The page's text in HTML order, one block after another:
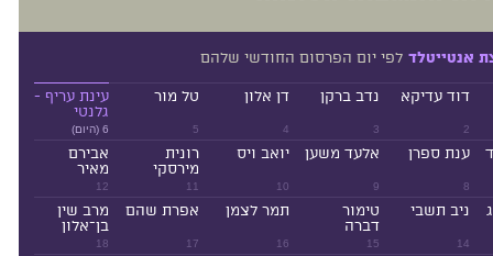
אנטייטלד לפי יום הפרסום החודשי שלהם
2
דוד עדיקא
3
נדב ברקן
4
דן אלון
5
טל מור
6 (היום)
עינת עריף -
גלנטי
8
ענת ספרן
9
אלעד משען
10
יואב ויס
11
רונית
מירסקי
12
אבירם
מאיר
14
ניב תשבי
15
טימור
דברה
16
תמר לצמן
17
אפרת שהם
18
מרב שין
בן־אלון